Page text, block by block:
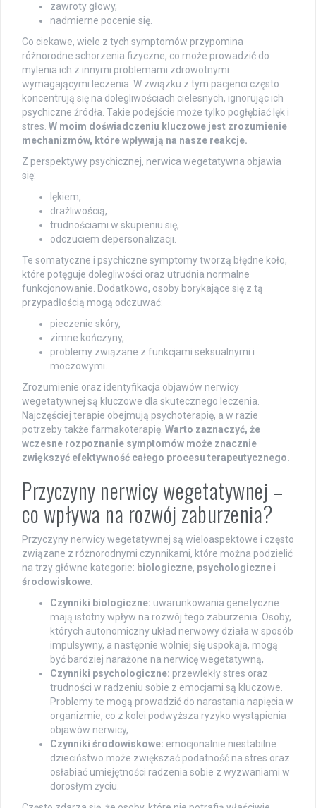
zawroty głowy,
nadmierne pocenie się.
Co ciekawe, wiele z tych symptomów przypomina
różnorodne schorzenia fizyczne, co może prowadzić do
mylenia ich z innymi problemami zdrowotnymi
wymagającymi leczenia. W związku z tym pacjenci często
koncentrują się na dolegliwościach cielesnych, ignorując ich
psychiczne źródła. Takie podejście może tylko pogłębiać lęk i
stres. W moim doświadczeniu kluczowe jest zrozumienie
mechanizmów, które wpływają na nasze reakcje.
Z perspektywy psychicznej, nerwica wegetatywna objawia
się:
lękiem,
drażliwością,
trudnościami w skupieniu się,
odczuciem depersonalizacji.
Te somatyczne i psychiczne symptomy tworzą błędne koło,
które potęguje dolegliwości oraz utrudnia normalne
funkcjonowanie. Dodatkowo, osoby borykające się z tą
przypadłością mogą odczuwać:
pieczenie skóry,
zimne kończyny,
problemy związane z funkcjami seksualnymi i
moczowymi.
Zrozumienie oraz identyfikacja objawów nerwicy
wegetatywnej są kluczowe dla skutecznego leczenia.
Najczęściej terapie obejmują psychoterapię, a w razie
potrzeby także farmakoterapię. Warto zaznaczyć, że
wczesne rozpoznanie symptomów może znacznie
zwiększyć efektywność całego procesu terapeutycznego.
Przyczyny nerwicy wegetatywnej –
co wpływa na rozwój zaburzenia?
Przyczyny nerwicy wegetatywnej są wieloaspektowe i często
związane z różnorodnymi czynnikami, które można podzielić
na trzy główne kategorie: biologiczne, psychologiczne i
środowiskowe
Czynniki biologiczne: uwarunkowania genetyczne
mają istotny wpływ na rozwój tego zaburzenia. Osoby,
których autonomiczny układ nerwowy działa w sposób
impulsywny, a następnie wolniej się uspokaja, mogą
być bardziej narażone na nerwicę wegetatywną,
Czynniki psychologiczne: przewlekły stres oraz
trudności w radzeniu sobie z emocjami są kluczowe.
Problemy te mogą prowadzić do narastania napięcia w
organizmie, co z kolei podwyższa ryzyko wystąpienia
objawów nerwicy,
Czynniki środowiskowe: emocjonalnie niestabilne
dzieciństwo może zwiększać podatność na stres oraz
osłabiać umiejętności radzenia sobie z wyzwaniami w
dorosłym życiu.